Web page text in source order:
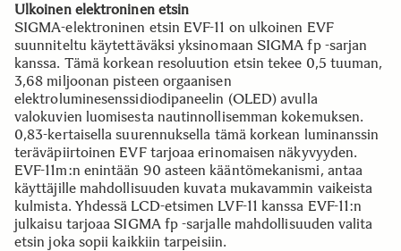
Ulkoinen elektroninen etsin
SIGMA-elektroninen etsin EVF-11 on ulkoinen EVF
suunniteltu käytettäväksi yksinomaan SIGMA fp -sarjan
kanssa. Tämä korkean resoluution etsin tekee 0,5 tuuman,
3,68 miljoonan pisteen orgaanisen
elektroluminesenssidiodipaneelin (OLED) avulla
valokuvien luomisesta nautinnollisemman kokemuksen.
0,83-kertaisella suurennuksella tämä korkean luminanssin
teräväpiirtoinen EVF tarjoaa erinomaisen näkyvyyden.
EVF-11m:n enintään 90 asteen kääntömekanismi, antaa
käyttäjille mahdollisuuden kuvata mukavammin vaikeista
kulmista. Yhdessä LCD-etsimen LVF-11 kanssa EVF-11:n
julkaisu tarjoaa SIGMA fp -sarjalle mahdollisuuden valita
etsin joka sopii kaikkiin tarpeisiin.